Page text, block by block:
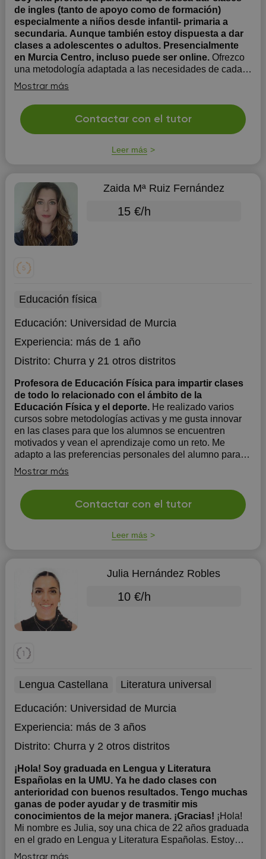
de ingles (tanto de apoyo como de formación)
especialmente a niños desde infantil- primaria a
secundaria. Aunque también estoy dispuesta a dar
clases a adolescentes o adultos. Presencialmente
en Murcia Centro, incluso puede ser online. Ofrezco
una metodología adaptada a las necesidades de cada
alumno, proporcionando todo tipo de recursos que
puedan ser de utilidad según su demanda.
Mostrar más
Contactar con el tutor
Leer más
Zaida Mª Ruiz Fernández
15 €/h
Educación física
Educación: Universidad de Murcia
Experiencia: más de 1 año
Distrito: Churray 21 otros distritos
Profesora de Educación Física para impartir clases
de todo lo relacionado con el ámbito de la
Educación Física y el deporte. He realizado varios
cursos sobre metodologías activas y me gusta innovar
en las clases para que los alumnos se encuentren
motivados y vean el aprendizaje como un reto. Me
adapto a las preferencias personales del alumno para
su aprendizaje y sus necesidades individuales.
Mostrar más
Contactar con el tutor
Leer más
Julia Hernández Robles
10 €/h
Lengua Castellana
Literatura universal
Educación: Universidad de Murcia
Experiencia: más de 3 años
Distrito: Churray 2 otros distritos
¡Hola! Soy graduada en Lengua y Literatura
Españolas en la UMU. Ya he dado clases con
anterioridad con buenos resultados. Tengo muchas
ganas de poder ayudar y de trasmitir mis
conocimientos de la mejor manera. ¡Gracias! ¡Hola!
Mi nombre es Julia, soy una chica de 22 años graduada
en el grado en Lengua y Literatura Españolas. Estoy
preparada para impartir cualquier tipo de contenido